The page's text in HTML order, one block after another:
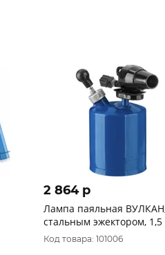
2 864 p
Лампа паяльная
стальным эжектором, 1,5
ЗУБР "Профессионал".
1.5_z02
Код товара: 101006